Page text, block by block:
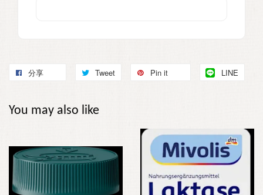
分享 Tweet Pin it LINE
You may also like